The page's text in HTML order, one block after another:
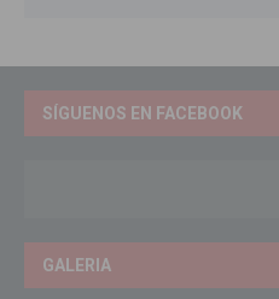
SÍGUENOS EN FACEBOOK
GALERIA